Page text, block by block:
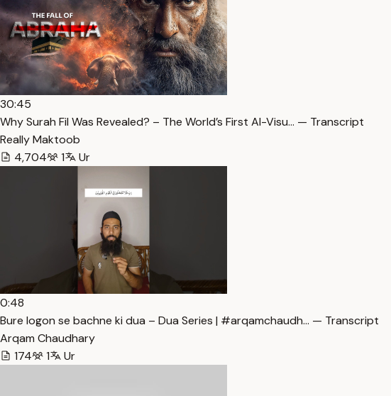
30:45
Why Surah Fil Was Revealed? – The World’s First AI-Visu… — Transcript
Really Maktoob
4,704
1 Ur
0:48
Bure logon se bachne ki dua – Dua Series | #arqamchaudh… — Transcript
Arqam Chaudhary
174
1 Ur